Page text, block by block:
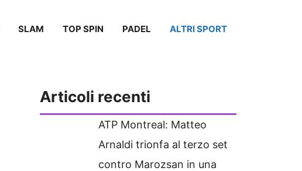
SLAM TOP SPIN PADEL ALTRI SPORT
Articoli recenti
ATP Montreal: Matteo
Arnaldi trionfa al terzo set
contro Marozsan in una